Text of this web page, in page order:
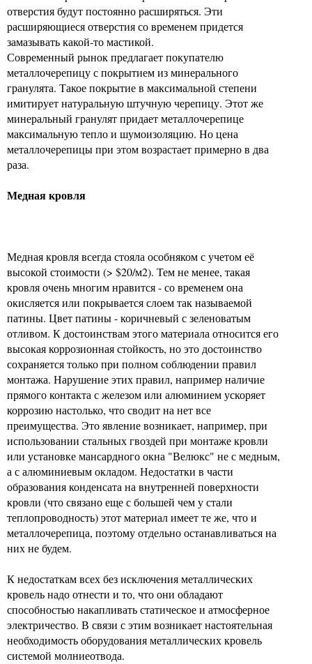
отверстия будут постоянно расширяться. Эти
расширяющиеся отверстия со временем придется
замазывать какой-то мастикой.
Современный рынок предлагает покупателю
металлочерепицу с покрытием из минерального
гранулята. Такое покрытие в максимальной степени
имитирует натуральную штучную черепицу. Этот же
минеральный гранулят придает металлочерепице
максимальную тепло и шумоизоляцию. Но цена
металлочерепицы при этом возрастает примерно в два
раза.
Медная кровля
Медная кровля всегда стояла особняком с учетом её
высокой стоимости (> $20/м2). Тем не менее, такая
кровля очень многим нравится - со временем она
окисляется или покрывается слоем так называемой
патины. Цвет патины - коричневый с зеленоватым
отливом. К достоинствам этого материала относится его
высокая коррозионная стойкость, но это достоинство
сохраняется только при полном соблюдении правил
монтажа. Нарушение этих правил, например наличие
прямого контакта с железом или алюминием ускоряет
коррозию настолько, что сводит на нет все
преимущества. Это явление возникает, например, при
использовании стальных гвоздей при монтаже кровли
или установке мансардного окна "Велюкс" не с медным,
а с алюминиевым окладом. Недостатки в части
образования конденсата на внутренней поверхности
кровли (что связано еще с большей чем у стали
теплопроводность) этот материал имеет те же, что и
металлочерепица, поэтому отдельно останавливаться на
них не будем.
К недостаткам всех без исключения металлических
кровель надо отнести и то, что они обладают
способностью накапливать статическое и атмосферное
электричество. В связи с этим возникает настоятельная
необходимость оборудования металлических кровель
системой молниеотвода.